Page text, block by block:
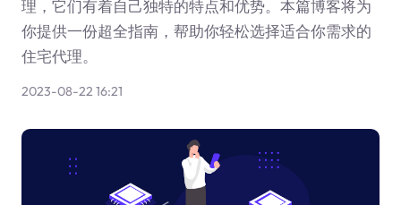
理，它们有着自己独特的特点和优势。本篇博客将为
你提供一份超全指南，帮助你轻松选择适合你需求的
住宅代理。
2023-08-22 16:21